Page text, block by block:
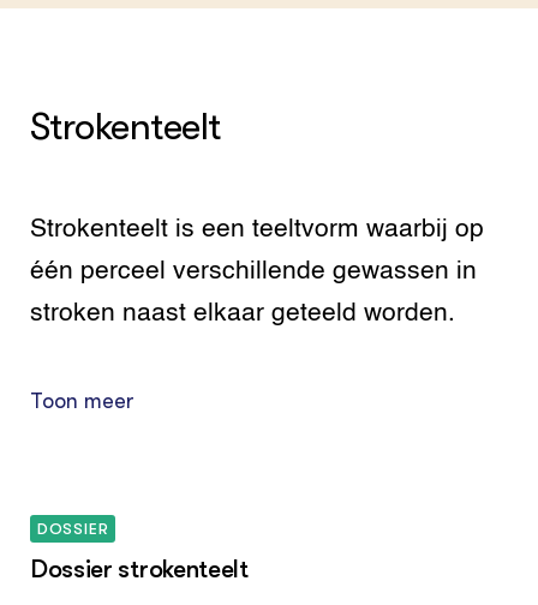
Strokenteelt
Strokenteelt is een teeltvorm waarbij op
één perceel verschillende gewassen in
stroken naast elkaar geteeld worden.
Toon meer
DOSSIER
Dossier strokenteelt